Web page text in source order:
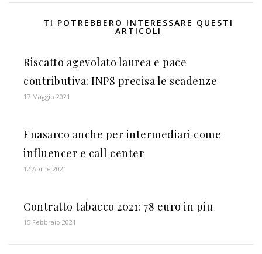
TI POTREBBERO INTERESSARE QUESTI
ARTICOLI
Riscatto agevolato laurea e pace
contributiva: INPS precisa le scadenze
17 Maggio 2021
Enasarco anche per intermediari come
influencer e call center
12 Aprile 2021
Contratto tabacco 2021: 78 euro in piu
15 Febbraio 2021